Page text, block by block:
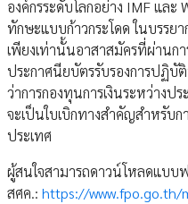
องค์กรระดับโลกอย่าง IMF แล
ทักษะแบบก้าวกระโดด ในบรรย
เพียงเท่านั้นอาสาสมัครที่ผ่านก
ประกาศนียบัตรรับรองการปฏิ
ว่าการกองทุนการเงินระหว่างป
จะเป็นใบเบิกทางสำคัญสำหรับ
ประเทศ
ผู้สนใจสามารถดาวน์โหลดแบบ
สศค.: https://www.fpo.go.th/